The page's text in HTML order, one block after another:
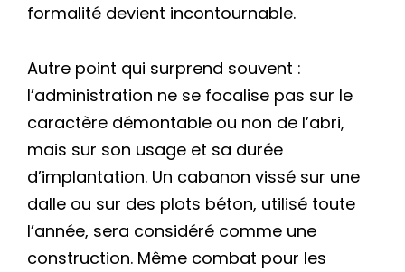
formalité devient incontournable.
Autre point qui surprend souvent :
l’administration ne se focalise pas sur le
caractère démontable ou non de l’abri,
mais sur son usage et sa durée
d’implantation. Un cabanon vissé sur une
dalle ou sur des plots béton, utilisé toute
l’année, sera considéré comme une
construction. Même combat pour les